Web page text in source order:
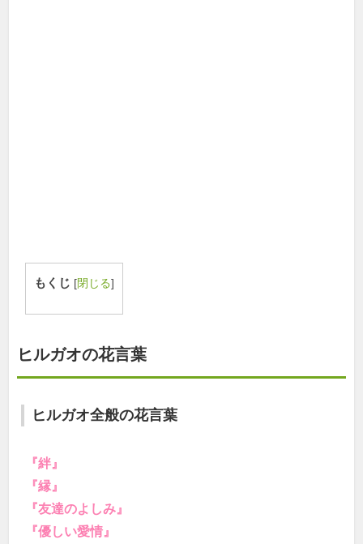
もくじ [閉じる]
ヒルガオの花言葉
ヒルガオ全般の花言葉
『絆』
『縁』
『友達のよしみ』
『優しい愛情』